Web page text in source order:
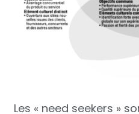
Les « need seekers »